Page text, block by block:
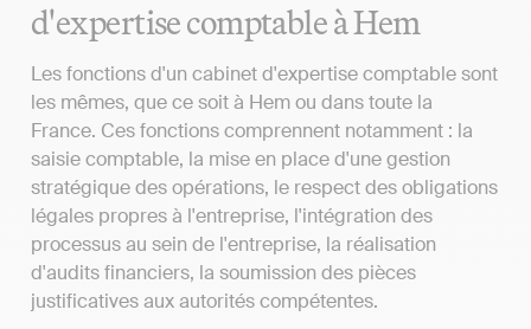
d'expertise comptable à Hem
Les fonctions d'un cabinet d'expertise comptable sont
les mêmes, que ce soit à Hem ou dans toute la
France. Ces fonctions comprennent notamment : la
saisie comptable, la mise en place d'une gestion
stratégique des opérations, le respect des obligations
légales propres à l'entreprise, l'intégration des
processus au sein de l'entreprise, la réalisation
d'audits financiers, la soumission des pièces
justificatives aux autorités compétentes.